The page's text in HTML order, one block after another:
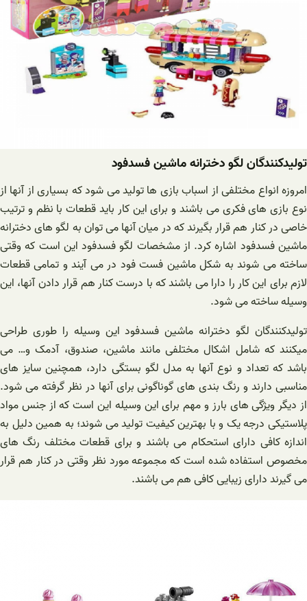
تولیدکنندگان لگو دخترانه ماشین فسدفود
امروزه انواع مختلفی از اسباب بازی ها تولید می شود که بسیاری از آنها از
نوع بازی های فکری می باشند و برای این کار باید قطعات با نظم و ترتیب
خاصی در کنار هم قرار بگیرند که در میان آنها می توان به لگو های دخترانه
ماشین فسدفود اشاره کرد. از مشخصات لگو فسدفود این است که وقتی
ساخته می شوند به شکل ماشین فست فود در می آیند و تمامی قطعات
لازم برای این کار را دارا می باشند که با درست کنار هم قرار دادن آنها، این
وسیله ساخته می شود.
تولیدکنندگان لگو دخترانه ماشین فسدفود این وسیله را طوری طراحی
میکنند که شامل اشکال مختلفی مانند ماشین، صندوق، آدمک و… می
باشد که تعداد و نوع آنها به مدل لگو بستگی دارد، همچنین سایز های
مناسبی دارند و رنگ بندی های گوناگونی برای آنها در نظر گرفته می شود.
از دیگر ویژگی های بارز و مهم برای این وسیله این است که از جنس مواد
پلاستیکی درجه یک و با بهترین کیفیت تولید می شوند؛ به همین دلیل به
اندازه کافی دارای استحکام می باشند و برای قطعات مختلف رنگ های
مخصوص استفاده شده است که مجموعه مورد نظر وقتی در کنار هم قرار
می گیرند دارای زیبایی کافی هم می باشند.